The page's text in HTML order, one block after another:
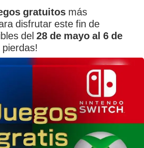
gratuitos más
disfrutar este fin de
del 28 de mayo al 6 de
pierdas!